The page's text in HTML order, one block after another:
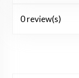
0 review(s)